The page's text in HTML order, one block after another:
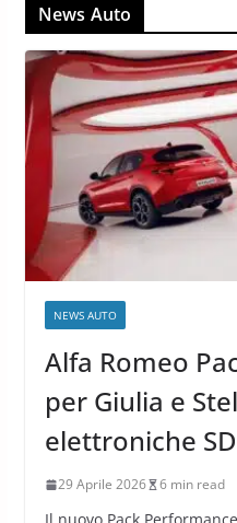
News Auto
NEWS AUTO
Alfa Romeo
per Giulia e
elettroniche
29 Aprile 2026 6 min read